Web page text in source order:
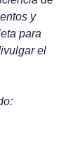
y
para
el